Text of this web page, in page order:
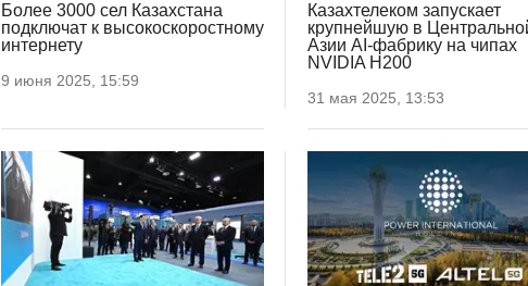
Более 3000 сел Казахстана
подключат к высокоскоростному
интернету
9 июня 2025, 15:59
Казахтелеком запускает
крупнейшую в
Азии AI-фабрику на чипах
NVIDIA H200
31 мая 2025, 13:53